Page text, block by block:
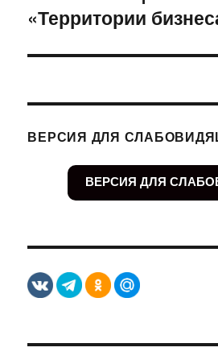
запись:
«Территории
ВЕРСИЯ ДЛЯ
ВЕРСИЯ ДЛЯ